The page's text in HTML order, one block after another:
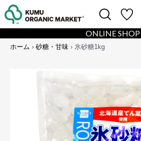
ONLINE SHOP
ホーム › 砂糖・甘味 › 氷砂糖1kg